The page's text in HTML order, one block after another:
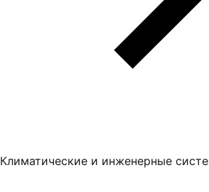
Климатические и инженерные